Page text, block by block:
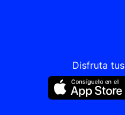
Xiaomi Redmi 13C
Xiaomi Redmi Note 10s
Xiaomi Redmi Note 12s
Disfruta tus